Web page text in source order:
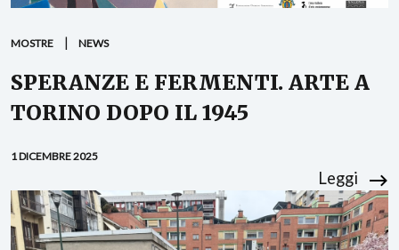
MOSTRE NEWS
SPERANZE E FERMENTI. ARTE A
TORINO DOPO IL 1945
1 DICEMBRE 2025
Leggi